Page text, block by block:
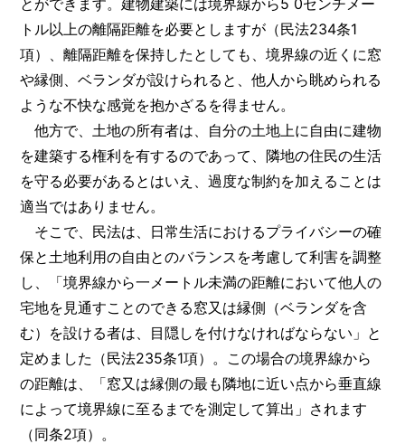
トル以上の離隔距離を必要としますが（民法234条1
項）、離隔距離を保持したとしても、境界線の近くに窓
や縁側、ベランダが設けられると、他人から眺められる
ような不快な感覚を抱かざるを得ません。
他方で、土地の所有者は、自分の土地上に自由に建物
を建築する権利を有するのであって、隣地の住民の生活
を守る必要があるとはいえ、過度な制約を加えることは
適当ではありません。
そこで、民法は、日常生活におけるプライバシーの確
保と土地利用の自由とのバランスを考慮して利害を調整
し、「境界線から一メートル未満の距離において他人の
宅地を見通すことのできる窓又は縁側（ベランダを含
む）を設ける者は、目隠しを付けなければならない」と
定めました（民法235条1項）。この場合の境界線から
の距離は、「窓又は縁側の最も隣地に近い点から垂直線
によって境界線に至るまでを測定して算出」されます
（同条2項）。